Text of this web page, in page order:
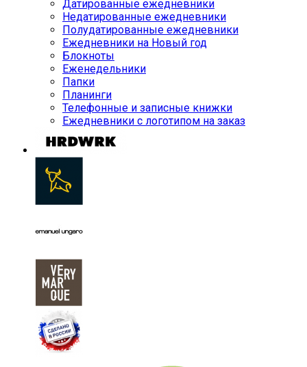
Датированные ежедневники
Недатированные ежедневники
Полудатированные ежедневники
Ежедневники на Новый год
Блокноты
Еженедельники
Папки
Планинги
Телефонные и записные книжки
Ежедневники с логотипом на заказ